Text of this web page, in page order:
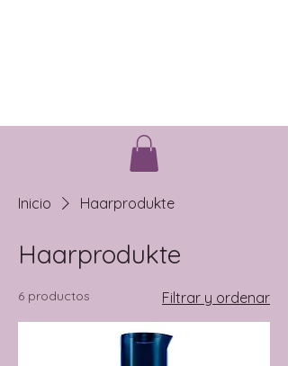
Inicio Haarprodukte
Haarprodukte
6 productos Filtrar y ordenar